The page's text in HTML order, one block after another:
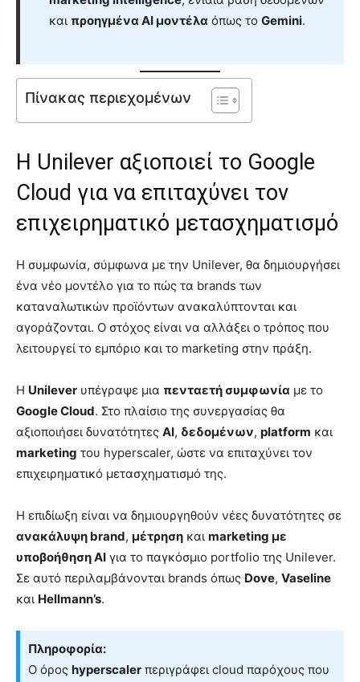
και προηγμένα AI μοντέλα όπως το Gemini.
Πίνακας περιεχομένων
Η Unilever αξιοποιεί το Google
Cloud για να επιταχύνει τον
επιχειρηματικό μετασχηματισμό
Η συμφωνία, σύμφωνα με την Unilever, θα δημιουργήσει
ένα νέο μοντέλο για το πώς τα brands των
καταναλωτικών προϊόντων ανακαλύπτονται και
αγοράζονται. Ο στόχος είναι να αλλάξει ο τρόπος που
λειτουργεί το εμπόριο και το marketing στην πράξη.
Η Unilever υπέγραψε μια πενταετή συμφωνία με το
Google Cloud. Στο πλαίσιο της συνεργασίας θα
αξιοποιήσει δυνατότητες AI, δεδομένων, platform και
marketing του hyperscaler, ώστε να επιταχύνει τον
επιχειρηματικό μετασχηματισμό της.
Η επιδίωξη είναι να δημιουργηθούν νέες δυνατότητες σε
ανακάλυψη brand, μέτρηση και marketing με
υποβοήθηση AI για το παγκόσμιο portfolio της Unilever.
Σε αυτό περιλαμβάνονται brands όπως Dove, Vaseline
και Hellmann’s.
Πληροφορία:
Ο όρος hyperscaler περιγράφει cloud παρόχους που